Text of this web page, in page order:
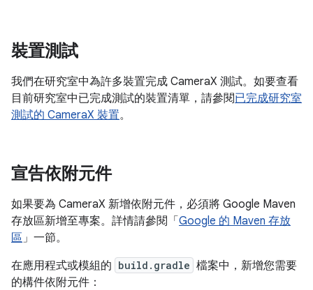
裝置測試
我們在研究室中為許多裝置完成 CameraX 測試。如要查看
目前研究室中已完成測試的裝置清單，請參閱已完成研究室
測試的 CameraX 裝置。
宣告依附元件
如果要為 CameraX 新增依附元件，必須將 Google Maven
存放區新增至專案。詳情請參閱「 Google 的 Maven 存放
區」一節。
在應用程式或模組的 build.gradle 檔案中，新增您需要
的構件依附元件：